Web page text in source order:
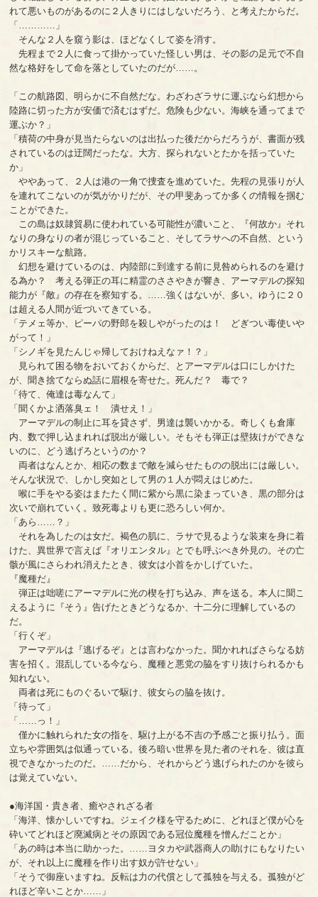
れて悪いものがあるのに２人きりにはしないだろう、と考えたからだ。
「…………」
そんな２人を窺う影は、ほどなくして姿を消す。
先程まで２人に食って掛かっていた怪しい男は、その影の足元で不自
然な格好をして命を落としていたのだが……。
「この航路図、明らかに不自然だな。わざわざラサに運ぶなら幻想から
陸路に切った方が安価で済むはずだ。危険も少ない。海峡を通ってまで
運ぶか？」
「積荷の中身が見当たらないのは出払った後だからだろうが、書面が残
されているのは迂闊だったな。大方、探られないとたかを括っていた
か」
ややあって、２人は港の一角で捜査を進めていた。先程の見張りが人
を連れてこないのが気がかりだが、その甲斐あってか多くの情報を掴む
ことができた。
この島は奴隷貿易に使われている可能性が濃いこと、『何故か』それ
なりの身なりの者が混じっていること、そしてラサへの不自然、という
かリスキーな航路。
幻想を避けているのは、内陸部に到達する前に見咎められるのを避け
る為か？ 考える弾正の耳に精霊のささやきが響き、アーマデルの探知
能力が『敵』の存在を察知する。……強くはないが、多い。ゆうに２０
は超える人間が近づいてきている。
「テメェ等か、ピーパの野郎を殺しやがったのは！ どぎつい毒使いや
がって！」
「シノギを見たんじゃ帰しておけねえなァ！？」
見られて困る物をおいておくからだ、とアーマデルは口にしかけた
が、聞き捨てならぬ話に眉根を寄せた。死んだ？ 毒で？
「待て、俺達は毒なんて」
「聞くかよ洒落臭ェ！ 潰せえ！」
アーマデルの制止に耳を貸さず、男達は襲いかかる。奇しくも倉庫
内、数で押し込まれれば脱出が厳しい。そもそも弾正は壁抜けができな
いのに、どう逃げろというのか？
両者はなんとか、相応の数まで敵を減らせたものの脱出には厳しい。
そんな状況で、しかし突如として男の１人が悶えはじめた。
喉に手をやる姿はまたたく間に紫から黒に染まっていき、黒の部分は
次いで崩れていく。致死毒よりも更に恐ろしい何か。
「あら……？」
それを為したのは女だ。褐色の肌に、ラサで見るような装束を身に着
けた、異世界で言えば『オリエンタル』とでも呼ぶべき外見の。その亡
骸が風にさらわれ消えたとき、彼女は小首をかしげていた。
『魔種だ』
弾正は咄嗟にアーマデルに光の楔を打ち込み、声を送る。本人に聞こ
えるように『そう』告げたときどうなるか、十二分に理解しているの
だ。
「行くぞ」
アーマデルは『逃げるぞ』とは言わなかった。聞かれればさらなる妨
害を招く。混乱している今なら、魔種と悪党の脇をすり抜けられるかも
知れない。
両者は死にものぐるいで駆け、彼女らの脇を抜け。
「待って」
「……っ！」
僅かに触れられた女の指を、駆け上がる不吉の予感ごと振り払う。面
立ちや雰囲気は似通っている。後ろ暗い世界を見た者のそれを、彼は直
視できなかったのだ。……だから、それからどう逃げられたのかを彼ら
は覚えていない。
●海洋国・貴き者、癒やされざる者
「海洋、懐かしいですね。ジェイク様を守るために、どれほど僕が心を
砕いてどれほど廃滅病とその原因である冠位魔種を憎んだことか」
「あの時は本当に助かった。……ヨタカや武器商人の助けにもなりたい
が、それ以上に魔種を作り出す奴が許せない」
「そうで御座いますね。反転は力の代償として孤独を与える。孤独がど
れほど辛いことか……」